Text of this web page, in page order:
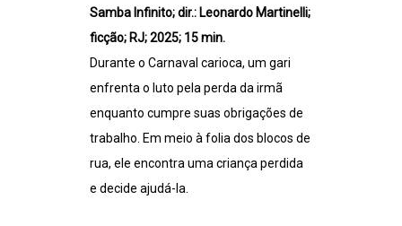
Samba Infinito; dir.: Leonardo Martinelli;
ficção; RJ; 2025; 15 min.
Durante o Carnaval carioca, um gari
enfrenta o luto pela perda da irmã
enquanto cumpre suas obrigações de
trabalho. Em meio à folia dos blocos de
rua, ele encontra uma criança perdida
e decide ajudá-la.